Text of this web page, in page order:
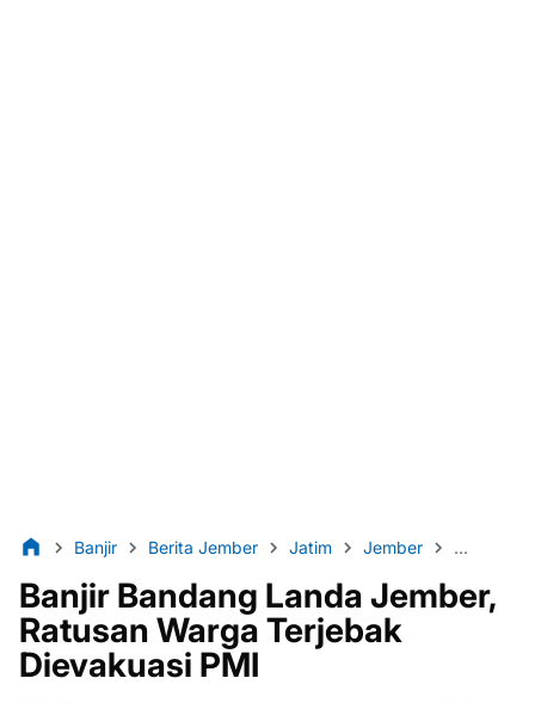
Banjir Berita Jember Jatim Jember lintas86
Banjir Bandang Landa Jember,
Ratusan Warga Terjebak
Dievakuasi PMI